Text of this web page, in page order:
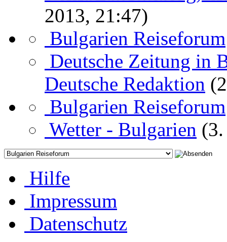
2013, 21:47)
Bulgarien Reiseforum
Deutsche Zeitung in
Deutsche Redaktion
Bulgarien Reiseforum
Wetter - Bulgarien
Hilfe
Impressum
Datenschutz